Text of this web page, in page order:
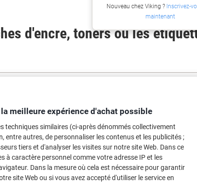
Nouveau chez Viking ?Inscrivez-
maintenant
d'encre, toners ou les
achetéesSe connecter
meilleure expérience d'achat possible
techniques similaires (ci-après dénommés collectivement
entre autres, de personnaliser les contenus et les publicités ;
tiers et d'analyser les visites sur notre site Web. Dans ce
à caractère personnel comme votre adresse IP et les
Dans la mesure où cela est nécessaire pour garantir
site Web ou si vous avez accepté d'utiliser le service en